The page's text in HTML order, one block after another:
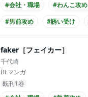
#会社・職場
#わんこ攻め
#男前攻め
#誘い受け
#あまあま
#せつない
#年下攻め
faker［フェイカー］
千代崎
BLマンガ
既刊1巻